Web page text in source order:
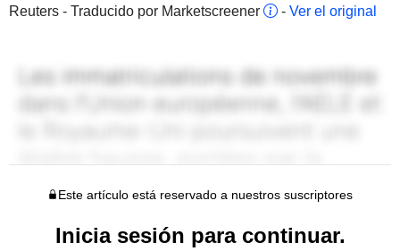
Reuters - Traducido por Marketscreener
- Ver el original
Este artículo está reservado a nuestros suscriptores
Inicia sesión para continuar.